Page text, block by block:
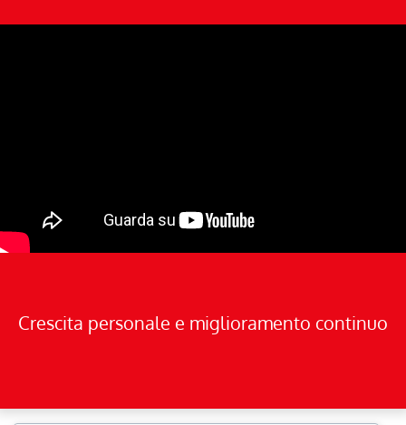
Crescita personale e miglioramento continuo